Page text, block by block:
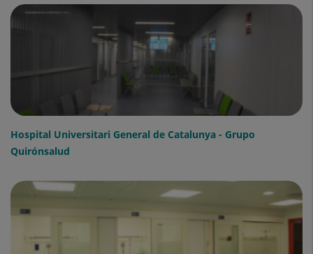
Hospital Universitari General de Catalunya - Grupo
Quirónsalud